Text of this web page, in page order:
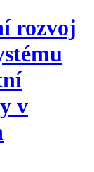
rozvoj
v